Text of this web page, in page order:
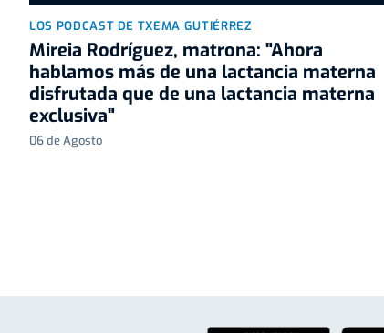
LOS PODCAST DE TXEMA GUTIÉRREZ
Mireia Rodríguez, matrona: "Ahora
hablamos más de una lactancia materna
disfrutada que de una lactancia materna
exclusiva"
06 de Agosto